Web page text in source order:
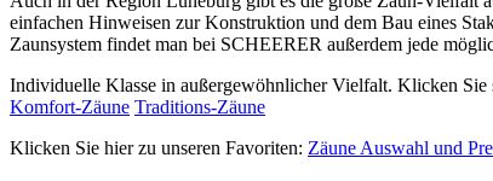
einfachen Hinweisen zur Konstruktion und dem Bau eines
Zaunsystem findet man bei SCHEERER außerdem jede
Individuelle Klasse in außergewöhnlicher Vielfalt. Klicken
Komfort-Zäune Traditions-Zäune
Klicken Sie hier zu unseren Favoriten: Zäune Auswahl und